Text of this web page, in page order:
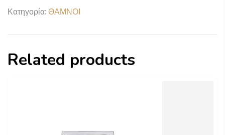
Κατηγορία: ΘΑΜΝΟΙ
Related products